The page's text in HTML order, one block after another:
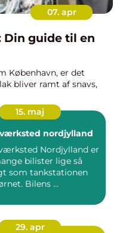
07. apr
Din guide til en
København, er det
bliver ramt af snavs,
15. maj
nordjylland
Nordjylland er
bilister lige så
som tankstationen
Bilens ...
29. apr